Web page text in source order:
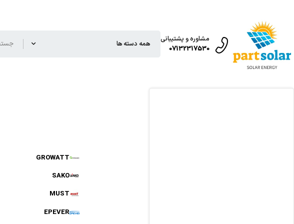
مشاوره و پشتیبانی
07132317530
GROWATT
SAKO
MUST
EPEVER